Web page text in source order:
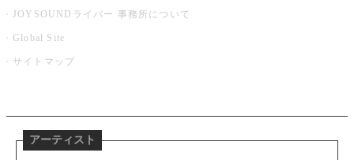
JOYSOUNDライバー 事務所について
Global Site
サイトマップ
アーティスト